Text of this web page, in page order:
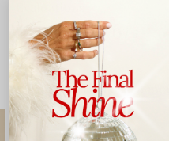
Vous pourriez aussi
FAVORI